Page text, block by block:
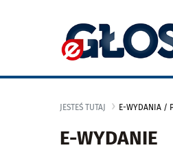
JESTEŚ TUTAJ E-WYDANIA /
E-WYDANIE